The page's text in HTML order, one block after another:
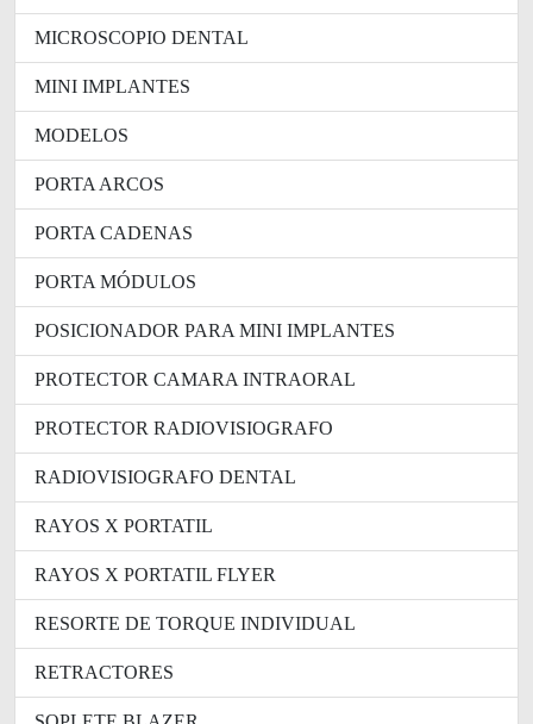
MICROSCOPIO DENTAL
MINI IMPLANTES
MODELOS
PORTA ARCOS
PORTA CADENAS
PORTA MÓDULOS
POSICIONADOR PARA MINI IMPLANTES
PROTECTOR CAMARA INTRAORAL
PROTECTOR RADIOVISIOGRAFO
RADIOVISIOGRAFO DENTAL
RAYOS X PORTATIL
RAYOS X PORTATIL FLYER
RESORTE DE TORQUE INDIVIDUAL
RETRACTORES